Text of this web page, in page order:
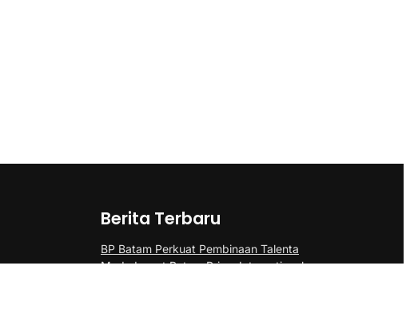
Berita Terbaru
BP Batam Perkuat Pembinaan Talenta
Muda Lewat Batam Prime International